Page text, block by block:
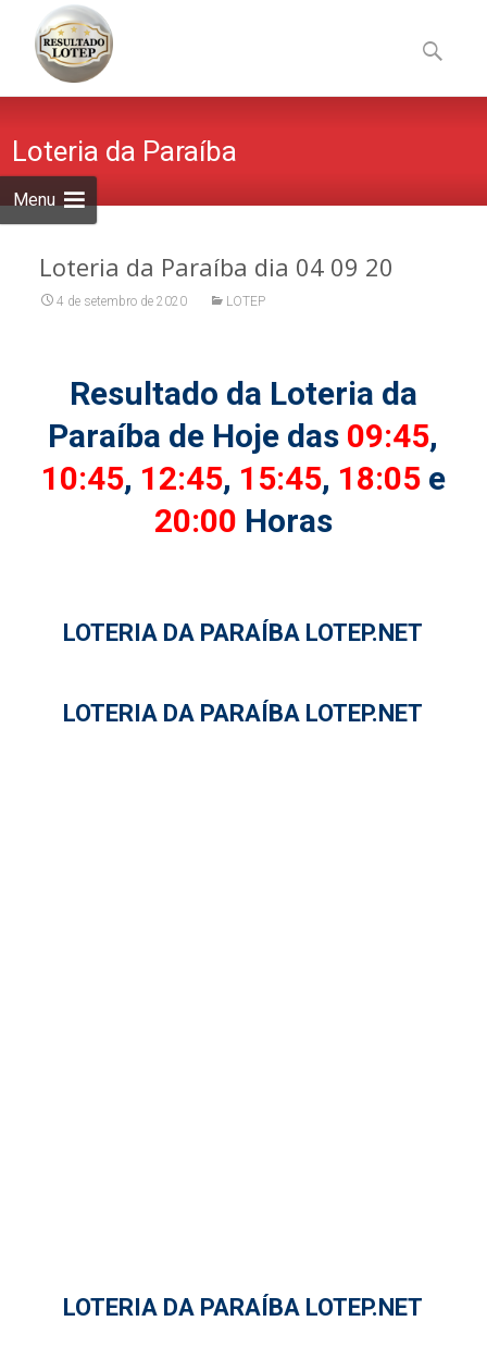
Menu
to
content
por:
Loteria da Paraíba
Loteria da Paraíba dia 04 09 20
4 de setembro de 2020 LOTEP
Resultado da Loteria da
Paraíba de Hoje das 09:45,
10:45, 12:45, 15:45, 18:05 e
20:00 Horas
LOTERIA DA PARAÍBA LOTEP.NET
LOTERIA DA PARAÍBA LOTEP.NET
LOTERIA DA PARAÍBA LOTEP.NET